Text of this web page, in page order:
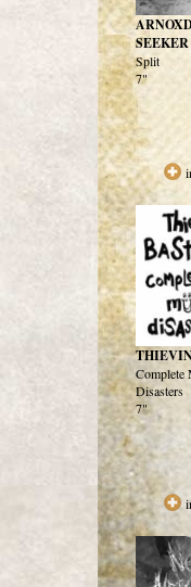
SEEKER
Split
7"
Complete
Disasters
7"